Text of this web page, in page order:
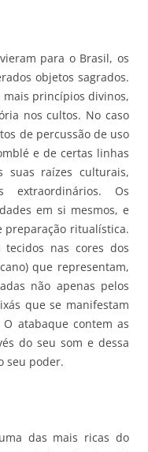
para o Brasil, os
objetos sagrados.
mais princípios divinos,
nos cultos. No caso
de percussão de uso
e de certas linhas
suas raízes culturais,
extraordinários. Os
em si mesmos, e
preparação ritualística.
tecidos nas cores dos
que representam,
não apenas pelos
que se manifestam
atabaque contem as
do seu som e dessa
seu poder.
das mais ricas do